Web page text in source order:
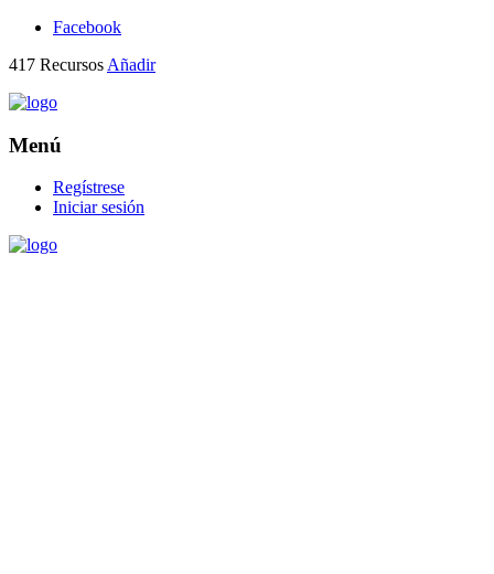
Facebook
417 Recursos Añadir
Menú
Regístrese
Iniciar sesión